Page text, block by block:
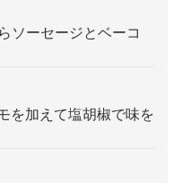
ソーセージとベーコ
を加えて塩胡椒で味を